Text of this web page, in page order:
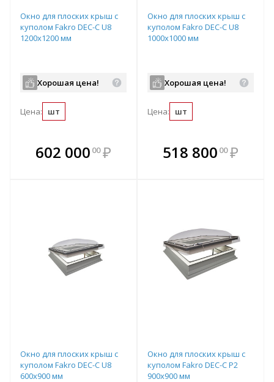
Окно для плоских крыш с
куполом Fakro DEC-C U8
1200х1200 мм
Хорошая цена!
Цена: шт
602 000 00 ₽
В комплекте
всегда выгоднее!
Окно для плоских крыш с
куполом Fakro DEC-C U8
1000х1000 мм
Хорошая цена!
Цена: шт
В комплекте
всегда выгоднее!
518 800 00 ₽
Окно для плоских крыш с
куполом Fakro DEC-C U8
600х900 мм
Окно для плоских крыш с
куполом Fakro DEC-C P2
900х900 мм